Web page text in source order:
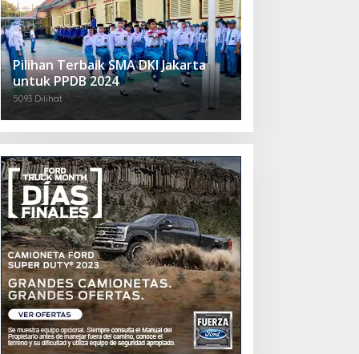
Pilihan Terbaik SMA DKI Jakarta
untuk PPDB 2024
5093 Dilihat